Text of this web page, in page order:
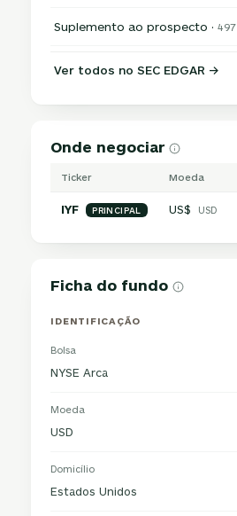
Suplemento ao prospecto ·497
Ver todos no SEC EDGAR →
Onde negociar
Ticker Moeda
IYF PRINCIPAL US$ USD
Ficha do fundo
IDENTIFICAÇÃO
Bolsa
NYSE Arca
Moeda
USD
Domicílio
Estados Unidos